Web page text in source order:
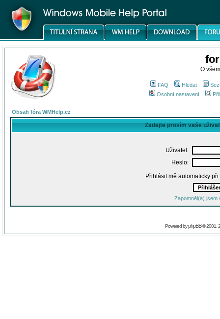
O
FAQ Hledat
Osobní nastavení
Obsah fóra WMHelp.cz
Zadejte prosím vaše
Uživatel:
Heslo:
Přihlásit mě automaticky
Zapomněl(a) jsem
Powered byphpBB© 2001,